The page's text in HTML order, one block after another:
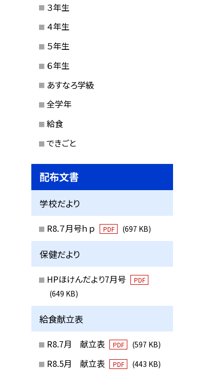
３年生
４年生
５年生
６年生
あすなろ学級
全学年
給食
できごと
配布文書
学校だより
R8.７月号ｈｐ PDF (697 KB)
保健だより
HPほけんだより7月号 PDF
(649 KB)
給食献立表
R8.7月 献立表 PDF (597 KB)
R8.5月 献立表 PDF (443 KB)